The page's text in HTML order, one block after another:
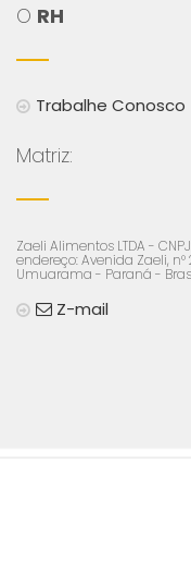
O RH
Trabalhe Conosco
Matriz:
Zaeli Alimentos LTDA -
endereço: Avenida Zaeli, n°
Umuarama - Paraná -
Z-mail